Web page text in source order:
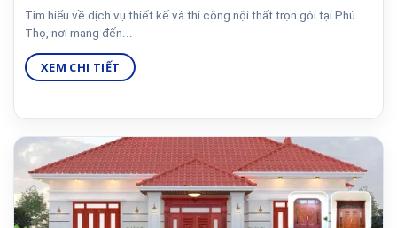
Tìm hiểu về dịch vụ thiết kế và thi công nội thất trọn gói tại Phú
Thọ, nơi mang đến...
XEM CHI TIẾT